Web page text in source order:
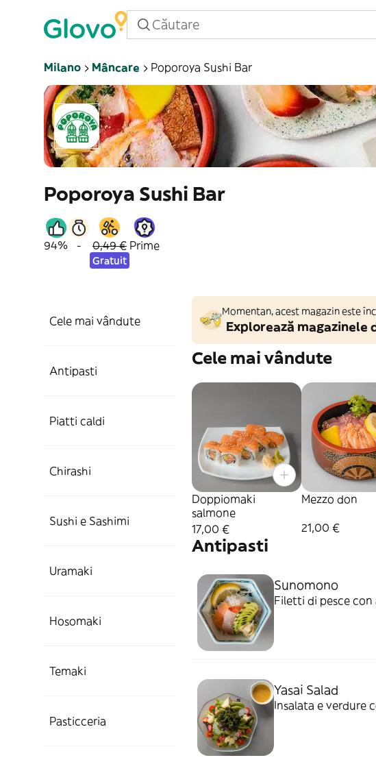
Milano Mâncare Poporoya Sushi Bar
Poporoya Sushi Bar
94% - 0,49 €
Gratuit
Prime
Cele mai vândute
Antipasti
Piatti caldi
Chirashi
Sushi e Sashimi
Uramaki
Hosomaki
Temaki
Pasticceria
Momentan, acest magazin este
Explorează magazinele
Cele mai vândute
Doppiomaki
salmone
17,00 €
Mezzo don
21,00 €
Antipasti
Sunomono
Filetti di pesce con
Yasai Salad
Insalata e verdure